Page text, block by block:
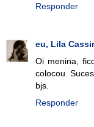
Responder
eu, Lila
Oi menina,
colocou.
bjs.
Responder